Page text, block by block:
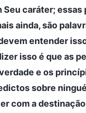
caráter; essas
ainda, são
entender
isso é que as
e os
sobre
com a